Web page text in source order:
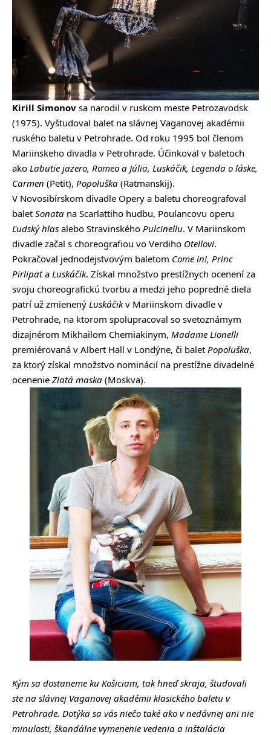
Kirill Simonov sa narodil v ruskom meste Petrozavodsk
(1975). Vyštudoval balet na slávnej Vaganovej akadémii
ruského baletu v Petrohrade. Od roku 1995 bol členom
Mariinskeho divadla v Petrohrade. Účinkoval v baletoch
ako Labutie jazero, Romeo a Júlia, Luskáčik, Legenda o láske,
Carmen (Petit), Popoluška (Ratmanskij).
V Novosibírskom divadle Opery a baletu choreografoval
balet Sonata na Scarlattiho hudbu, Poulancovu operu
Ľudský hlas alebo Stravinského Pulcinellu. V Mariinskom
divadle začal s choreografiou vo Verdiho Otellovi.
Pokračoval jednodejstvovým baletom Come in!, Princ
Pirlipata Luskáčik. Získal množstvo prestížnych ocenení za
svoju choreografickú tvorbu a medzi jeho popredné diela
patrí už zmienený Luskáčikv Mariinskom divadle v
Petrohrade, na ktorom spolupracoval so svetoznámym
dizajnérom Mikhailom Chemiakinym, Madame Lionelli
premiérovaná v Albert Hall v Londýne, či balet Popoluška,
za ktorý získal množstvo nominácií na prestížne divadelné
ocenenie Zlatá maska (Moskva).
Kým sa dostaneme ku Košiciam, tak hneď skraja, študovali
ste na slávnej Vaganovej akadémii klasického baletu v
Petrohrade. Dotýka sa vás niečo také ako v nedávnej ani nie
minulosti, škandálne vymenenie vedenia a inštalácia